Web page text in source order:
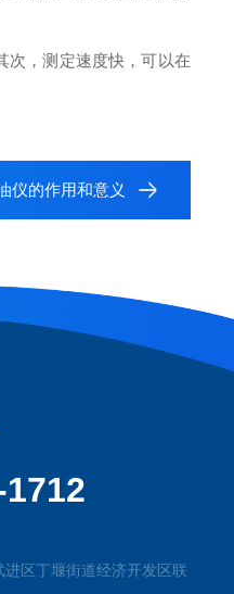
，测定速度快，可以在
仪的作用和意义
区丁堰街道经济开发区联